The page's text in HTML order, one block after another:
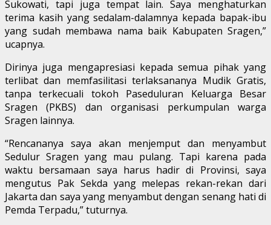
Sukowati, tapi juga tempat lain. Saya menghaturkan
terima kasih yang sedalam-dalamnya kepada bapak-ibu
yang sudah membawa nama baik Kabupaten Sragen,”
ucapnya.
Dirinya juga mengapresiasi kepada semua pihak yang
terlibat dan memfasilitasi terlaksananya Mudik Gratis,
tanpa terkecuali tokoh Paseduluran Keluarga Besar
Sragen (PKBS) dan organisasi perkumpulan warga
Sragen lainnya.
“Rencananya saya akan menjemput dan menyambut
Sedulur Sragen yang mau pulang. Tapi karena pada
waktu bersamaan saya harus hadir di Provinsi, saya
mengutus Pak Sekda yang melepas rekan-rekan dari
Jakarta dan saya yang menyambut dengan senang hati di
Pemda Terpadu,” tuturnya.